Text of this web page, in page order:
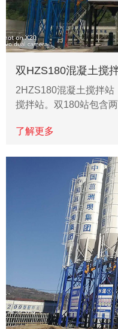
双HZS180混凝土搅
2HZS180混凝土搅拌
搅拌站。双180站包含
了解更多